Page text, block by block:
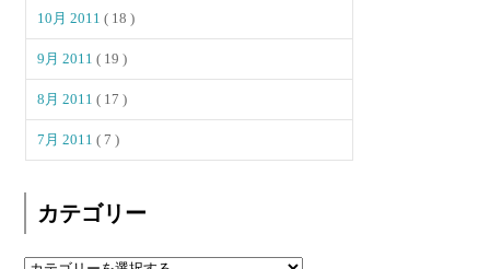
10月 2011( 18 )
9月 2011( 19 )
8月 2011( 17 )
7月 2011( 7 )
カテゴリー